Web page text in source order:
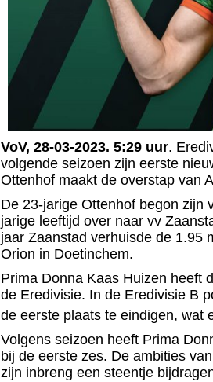
VoV, 28-03-2023. 5:29 uur.
volgende seizoen zijn eerste
Ottenhof maakt de overstap van
De 23-jarige Ottenhof begon zijn
jarige leeftijd over naar vv
jaar Zaanstad verhuisde de 1.95
Orion in Doetinchem.
Prima Donna Kaas Huizen heeft
de Eredivisie. In de Eredivisie B
de eerste plaats te eindigen, wat
Volgens seizoen heeft Prima
bij de eerste zes. De ambities
zijn inbreng een steentje